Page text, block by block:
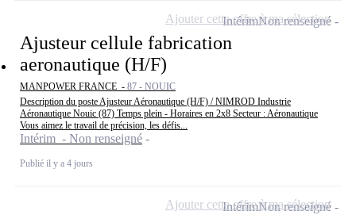
Ajusteur cellule fabrication
aeronautique (H/F)
MANPOWER FRANCE - 87 - NOUIC
Description du poste Ajusteur Aéronautique (H/F) / NIMROD Industrie
Aéronautique Nouic (87) Temps plein - Horaires en 2x8 Secteur : Aéronautique
Vous aimez le travail de précision, les défis...
Intérim - Non renseigné
Publié il y a 4 jours
IntérimNon renseigné
Ajouter cette offre à ma sélection
IntérimNon renseigné
Ajouter cette offre à ma sélection